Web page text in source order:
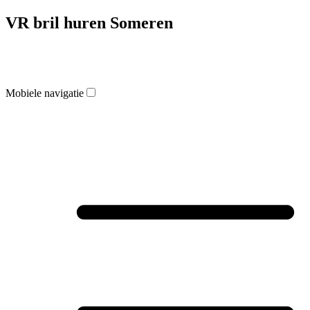
VR bril huren Someren
Mobiele navigatie